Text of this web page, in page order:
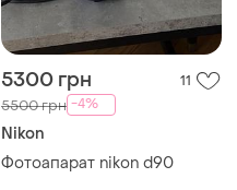
5300 грн 11
5500 грн -4%
Nikon
Фотоапарат nikon d90